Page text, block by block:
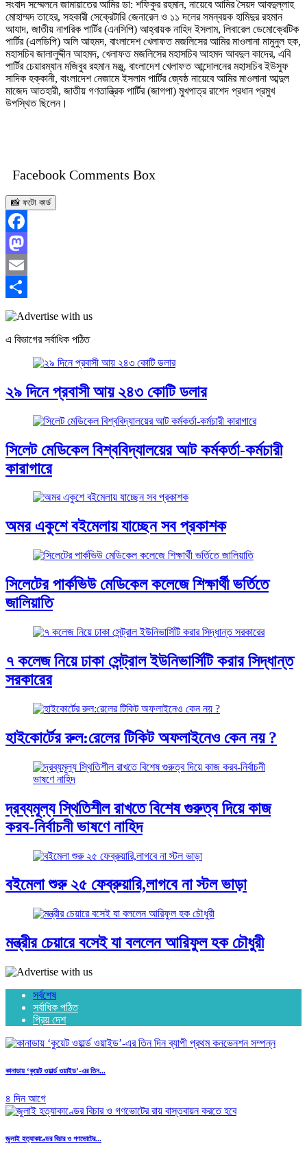
সংবাদ সম্মেলনে জামায়াতের আমির ডা: শফিকুর রহমান, নায়েবে আমির সৈয়দ আবদুল্লাহ
মোহাম্মদ তাহের, সহকারী সেক্রেটারি জেনারেল ও ১১ দলের সমন্বয়ক হামিদুর রহমান
আযাদ, জাতীয় নাগরিক পার্টির (এনসিপি) আহ্বায়ক নাহিদ ইসলাম, লিবারেল ডেমোক্রেটিক
পার্টির (এলডিপি) অলি আহমদ, বাংলাদেশ খেলাফত মজলিসের আমির মাওলানা মামুনুল হক,
মহাসচিব জালালুদ্দীন আহমদ, খেলাফত মজলিসের মহাসচিব আহমদ আবদুল কাদের, এবি
পার্টির চেয়ারম্যান মজিবুর রহমান মঞ্জু, বাংলাদেশ খেলাফত আন্দোলনের মহাসচিব ইউসুফ
সাদিক হক্কানী, বাংলাদেশ নেজামে ইসলাম পার্টির জ্যেষ্ঠ নায়েবে আমির মাওলানা আব্দুল
মাজেদ আতহারী, জাতীয় গণতান্ত্রিক পার্টির (জাগপা) মুখপাত্র রাশেদ প্রধান প্রমুখ
উপস্থিত ছিলেন।
Facebook Comments Box
📸 ফটো কার্ড
Facebook
Mastodon
Email
Share
এ বিভাগের সর্বাধিক পঠিত
২৯ দিনে প্রবাসী আয় ২৪৩ কোটি ডলার
সিলেট মেডিকেল বিশ্ববিদ্যালয়ের আট কর্মকর্তা-কর্মচারী
কারাগারে
অমর একুশে বইমেলায় যাচ্ছেন সব প্রকাশক
সিলেটের পার্কভিউ মেডিকেল কলেজে শিক্ষার্থী ভর্তিতে
জালিয়াতি
৭ কলেজ নিয়ে ঢাকা সেন্ট্রাল ইউনিভার্সিটি করার সিদ্ধান্ত
সরকারের
হাইকোর্টের রুল:রেলের টিকিট অফলাইনেও কেন নয় ?
দ্রব্যমূল্য স্থিতিশীল রাখতে বিশেষ গুরুত্ব দিয়ে কাজ
করব-নির্বাচনী ভাষণে নাহিদ
বইমেলা শুরু ২৫ ফেব্রুয়ারি,লাগবে না স্টল ভাড়া
মন্ত্রীর চেয়ারে বসেই যা বললেন আরিফুল হক চৌধুরী
সর্বশেষ
সর্বাধিক পঠিত
প্রিয় দেশ
কানাডায় ‘কুয়েট ওয়ার্ল্ড ওয়াইড’-এর তিন...
৪ দিন আগে
জুলাই হত্যাকাণ্ডের বিচার ও গণভোটের...